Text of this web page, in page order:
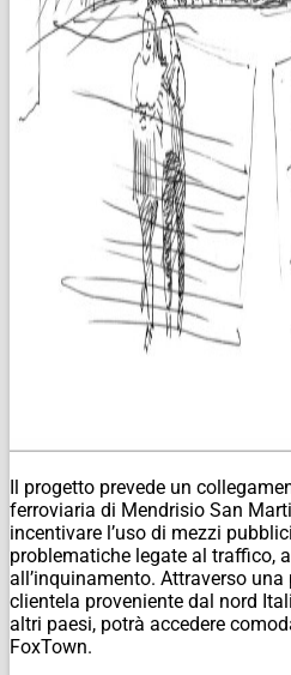
Il progetto prevede un
ferroviaria di Mendrisio San
incentivare l’uso di mezzi
problematiche legate al traffico,
all’inquinamento. Attraverso una
clientela proveniente dal nord
altri paesi, potrà accedere
FoxTown.